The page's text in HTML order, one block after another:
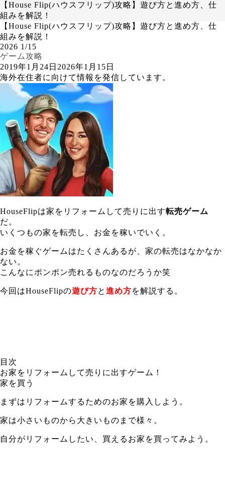
【House Flip(ハウスフリップ)攻略】遊び方と進め方、仕
組みを解説！
【House Flip(ハウスフリップ)攻略】遊び方と進め方、仕
組みを解説！
2026 1/15
ゲーム攻略
2019年1月24日 2026年1月15日
海外在住者に向けて情報を発信しています。
HouseFlipは家をリフォームして売りに出す転売ゲーム
だ。
いくつもの家を転売し、お金を稼いでいく。
お金を稼ぐゲームはたくさんあるが、家の転売はなかなか
ない。
こんなにポンポン売れるものなのだろうか笑
今回はHouseFlipの遊び方と 進め方を解説する。
目次
お家をリフォームして売りに出すゲーム！
家を買う
まずはリフォームするためのお家を購入しよう。
家は小さいものから大きいものまで様々。
自分がリフォームしたい、買えるお家を買ってみよう。